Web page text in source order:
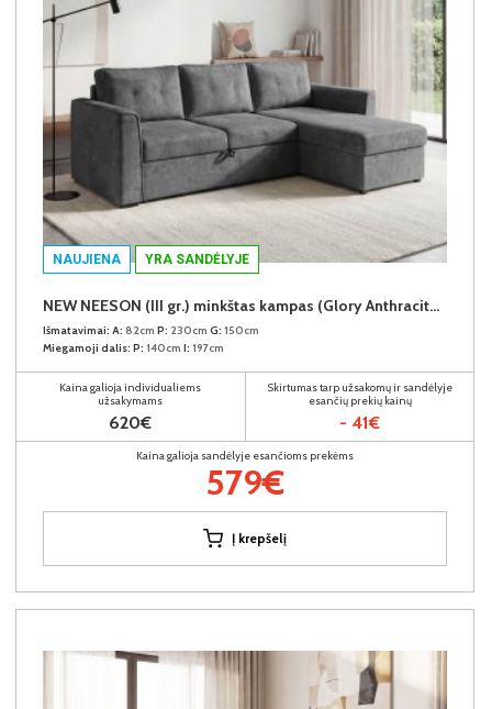
NAUJIENA YRA SANDĖLYJE
NEW NEESON (III gr.) minkštas kampas (Glory Anthracite-18)
Išmatavimai: A: 82cm P: 230cm G: 150cm
Miegamoji dalis: P: 140cm I: 197cm
Kaina galioja individualiems
užsakymams
620€
Skirtumas tarp užsakomų ir sandėlyje
esančių prekių kainų
- 41€
Kaina galioja sandėlyje esančioms prekėms
579€
Į krepšelį